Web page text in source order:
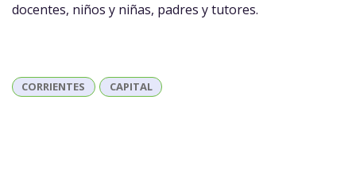
docentes, niños y niñas, padres y tutores.
CORRIENTES CAPITAL